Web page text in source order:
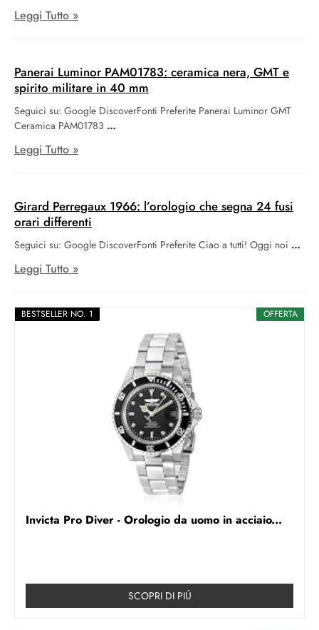
OFFERTA
BESTSELLER NO. 1
Invicta Pro Diver - Orologio da uomo in acciaio...
SCOPRI DI PIÚ
Leggi Tutto »
Panerai Luminor PAM01783: ceramica nera, GMT e
spirito militare in 40 mm
Seguici su: Google DiscoverFonti Preferite Panerai Luminor GMT
Ceramica PAM01783
Leggi Tutto »
Girard Perregaux 1966: l’orologio che segna 24 fusi
orari differenti
Seguici su: Google DiscoverFonti Preferite Ciao a tutti! Oggi noi
Leggi Tutto »